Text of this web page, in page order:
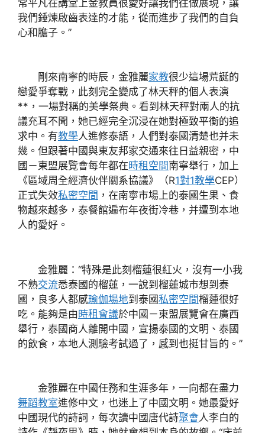
常平凡在講堂上金教員很愛好讓我們往做展現，讓
我們錘煉啟齒表達的才能，從而進步了我們的自負
心和膽子。”
剛來南寧的時辰，金雅麗家教很少這場荒誕的
戀愛爭奪戰，此刻完全變成了林天秤的個人表演
**，一場對稱的美學祭典。看到林天秤對兩人的抗
議充耳不聞，她已經完全沉浸在她對極致平衡的追
求中。有教學人進修泰語，人們對泰國清楚也并未
幾。但跟著中國與東友邦家交通來往日益親密，中
國－東盟展覽會每年都在時租空間南寧舉行，加上
《區域周全經濟伙伴關系協議》（R1對1教學CEP）
正式失效私密空間 ，在南寧市場上的泰國生果、食
物越來越多，泰餐館遍布年夜街冷巷，并遭到本地
人的愛好。
金雅麗：“特殊是此刻榴蓮很紅火，沒有一小我
不熟交流悉泰國的榴蓮，一說到榴蓮城市想到泰
國，良多人都感瑜伽場地到泰國私密空間榴蓮很好
吃。能夠是由時租會議於中國－東盟展覽會在廣西
舉行，泰國商人離開中國，宣揚泰國的文明、泰國
的飲食，本地人測驗考試過了，感到也挺甘旨的。”
金雅麗在中國任務和生涯多年，一向都在盡力
舞蹈教室進修中文，也迷上了中國文明。她最愛好
中國現代的詩詞，每次讀中國唐代詩聚會人李白的